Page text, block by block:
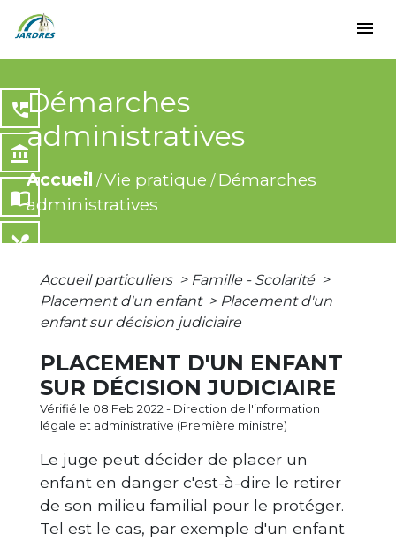
menu
Démarches
administratives
Accueil /Vie pratique / Démarches
administratives
perm_phone_msg
account_balance
import_contacts
local_dining
Accueil particuliers > Famille - Scolarité >
Placement d'un enfant > Placement d'un
enfant sur décision judiciaire
PLACEMENT D'UN ENFANT
SUR DÉCISION JUDICIAIRE
Vérifié le 08 Feb 2022 - Direction de l'information
légale et administrative (Première ministre)
Le juge peut décider de placer un
enfant en danger c'est-à-dire le retirer
de son milieu familial pour le protéger.
Tel est le cas, par exemple d'un enfant